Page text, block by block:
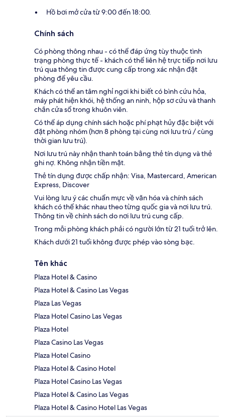
Hồ bơi mở cửa từ 9:00 đến 18:00.
Chính sách
Có phòng thông nhau - có thể đáp ứng tùy thuộc tình
trạng phòng thực tế - khách có thể liên hệ trực tiếp nơi lưu
trú qua thông tin được cung cấp trong xác nhận đặt
phòng để yêu cầu.
Khách có thể an tâm nghỉ ngơi khi biết có bình cứu hỏa,
máy phát hiện khói, hệ thống an ninh, hộp sơ cứu và thanh
chắn cửa sổ trong khuôn viên.
Có thể áp dụng chính sách hoặc phí phạt hủy đặc biệt với
đặt phòng nhóm (hơn 8 phòng tại cùng nơi lưu trú / cùng
thời gian lưu trú).
Nơi lưu trú này nhận thanh toán bằng thẻ tín dụng và thẻ
ghi nợ. Không nhận tiền mặt.
Thẻ tín dụng được chấp nhận: Visa, Mastercard, American
Express, Discover
Vui lòng lưu ý các chuẩn mực về văn hóa và chính sách
khách có thể khác nhau theo từng quốc gia và nơi lưu trú.
Thông tin về chính sách do nơi lưu trú cung cấp.
Trong mỗi phòng khách phải có người lớn từ 21 tuổi trở lên.
Khách dưới 21 tuổi không được phép vào sòng bạc.
Tên khác
Plaza Hotel & Casino
Plaza Hotel & Casino Las Vegas
Plaza Las Vegas
Plaza Hotel Casino Las Vegas
Plaza Hotel
Plaza Casino Las Vegas
Plaza Hotel Casino
Plaza Hotel & Casino Hotel
Plaza Hotel Casino Las Vegas
Plaza Hotel & Casino Las Vegas
Plaza Hotel & Casino Hotel Las Vegas